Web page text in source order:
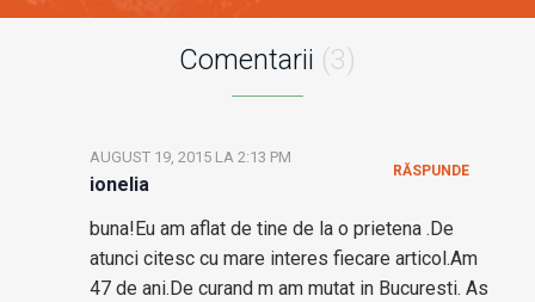
Comentarii (3)
ionelia
AUGUST 19, 2015 LA 2:13 PM
buna!Eu am aflat de tine de la o prietena .De
atunci citesc cu mare interes fiecare articol.Am
47 de ani.De curand m am mutat in Bucuresti. As
RĂSPUNDE